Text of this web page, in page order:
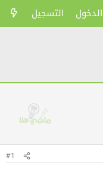
التسجيل
#1